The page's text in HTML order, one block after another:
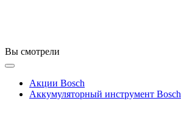
Вы смотрели
Акции Bosch
Аккумуляторный инструмент Bosch